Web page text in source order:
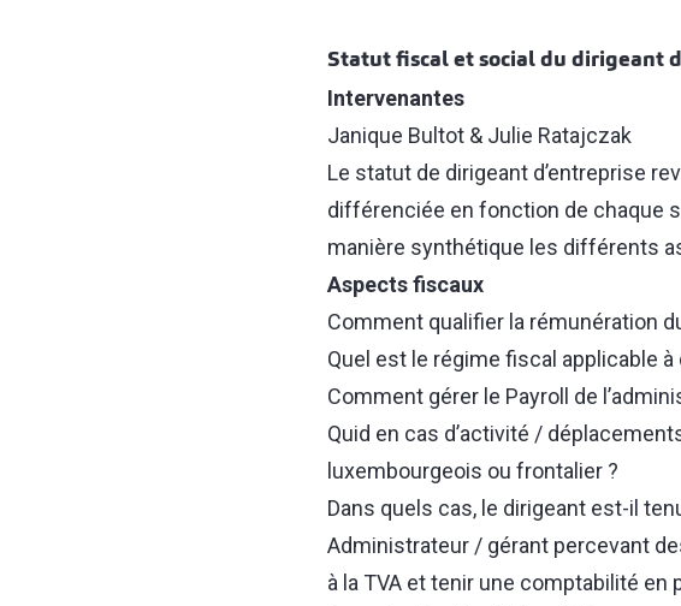
Statut fiscal et social du dirigeant
Intervenantes
Janique Bultot & Julie Ratajczak
Le statut de dirigeant d’entreprise
différenciée en fonction de chaque
manière synthétique les différents
Aspects fiscaux
Comment qualifier la rémunération
Quel est le régime fiscal applicable
Comment gérer le Payroll de
Quid en cas d’activité /
luxembourgeois ou frontalier ?
Dans quels cas, le dirigeant est-il
Administrateur / gérant percevant
à la TVA et tenir une comptabilité en